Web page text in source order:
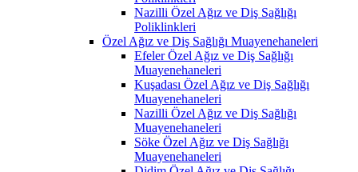
Nazilli Özel Ağız ve Diş Sağlığı
Poliklinkleri
Özel Ağız ve Diş Sağlığı Muayenehaneleri
Efeler Özel Ağız ve Diş Sağlığı
Muayenehaneleri
Kuşadası Özel Ağız ve Diş Sağlığı
Muayenehaneleri
Nazilli Özel Ağız ve Diş Sağlığı
Muayenehaneleri
Söke Özel Ağız ve Diş Sağlığı
Muayenehaneleri